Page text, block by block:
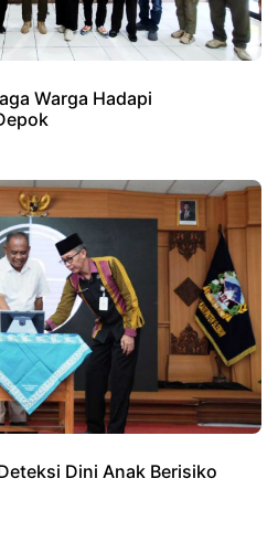
Warga Hadapi
Dini Anak Berisiko